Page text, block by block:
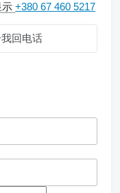
示+380 67 460 5217
回电话